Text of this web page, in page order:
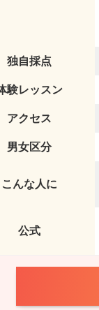
独自採点
験レッスン
アクセス
男女区分
こんな人に
公式